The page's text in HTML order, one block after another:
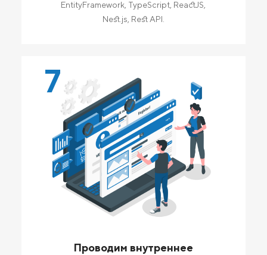
EntityFramework, TypeScript, ReactJS,
Nest.js, Rest API.
7
Проводим внутреннее